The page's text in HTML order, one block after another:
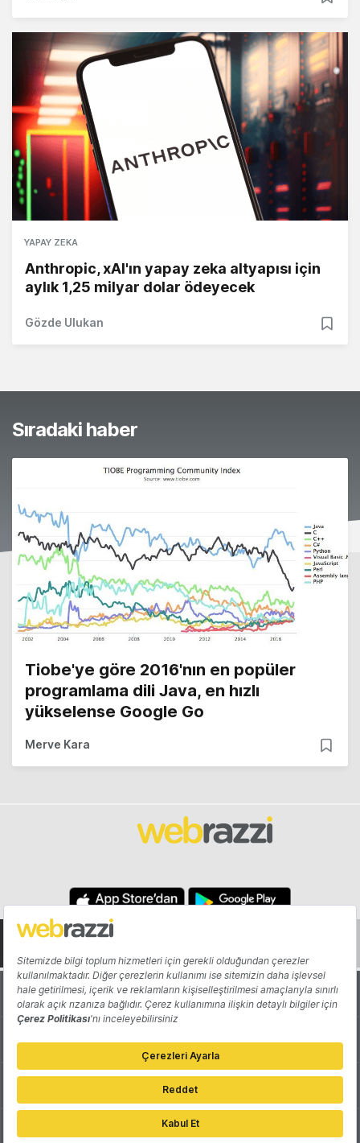
YAPAY ZEKA
Anthropic, xAI'ın yapay zeka altyapısı için
aylık 1,25 milyar dolar ödeyecek
Gözde Ulukan
Sıradaki haber
Tiobe'ye göre 2016'nın en popüler
programlama dili Java, en hızlı
yükselense Google Go
Merve Kara
Hakkında Yazarlar
Katkıda Bulun Reklam